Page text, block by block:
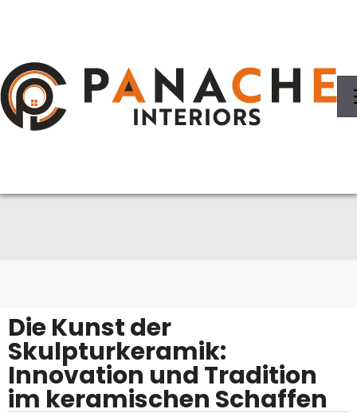
Die Kunst der
Skulpturkeramik:
Innovation und Tradition
im keramischen Schaffen